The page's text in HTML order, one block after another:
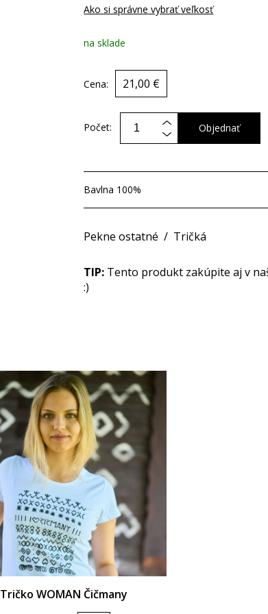
Ako si správne vybrať veľkosť
na sklade
Cena: 21,00 €
Počet: Objednať
Bavlna 100%
Pekne ostatné / Tričká
TIP: Tento produkt zakúpite aj v
:)
Tričko WOMAN Čičmany